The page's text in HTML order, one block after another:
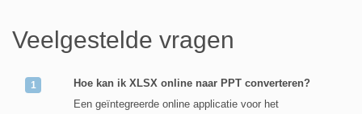
Veelgestelde vragen
Hoe kan ik XLSX online naar PPT converteren?
Een geïntegreerde online applicatie voor het